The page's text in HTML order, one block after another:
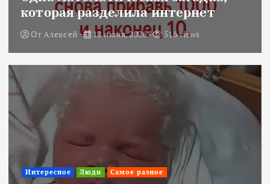
которая разделила интернет
ОтАлексей 12 июня, 2026 516 views
Интересное Люди Самое разное